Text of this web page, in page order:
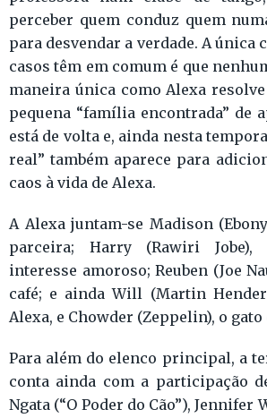
perceber quem conduz quem
para desvendar a verdade. A única
casos têm em comum é que
maneira única como Alexa
pequena “família encontrada” de
está de volta e, ainda nesta
real” também aparece para
caos à vida de Alexa.
A Alexa juntam-se Madison
parceira; Harry (Rawiri
interesse amoroso; Reuben (Joe
café; e ainda Will (Martin
Alexa, e Chowder (Zeppelin), o gato
Para além do elenco principal, a
conta ainda com a participação
Ngata (“O Poder do Cão”), Jennifer